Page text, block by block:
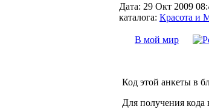
Дата: 29 Окт 2009
каталога: Красота и
В мой мир
Код этой анкеты в
Для получения кода